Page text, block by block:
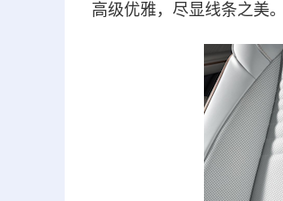
高级优雅，尽显线条之美。